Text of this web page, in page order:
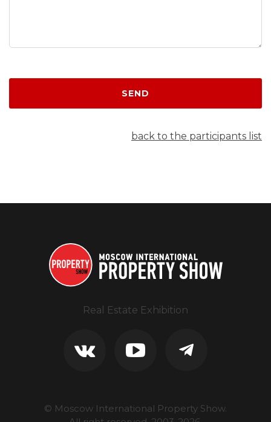
SEND
back to the participants list
Real Estate Exhibition
© Moscow International Property Show.